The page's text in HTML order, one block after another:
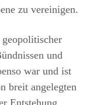
zu vereinigen.
und
war und ist
breit angelegten
Entstehung